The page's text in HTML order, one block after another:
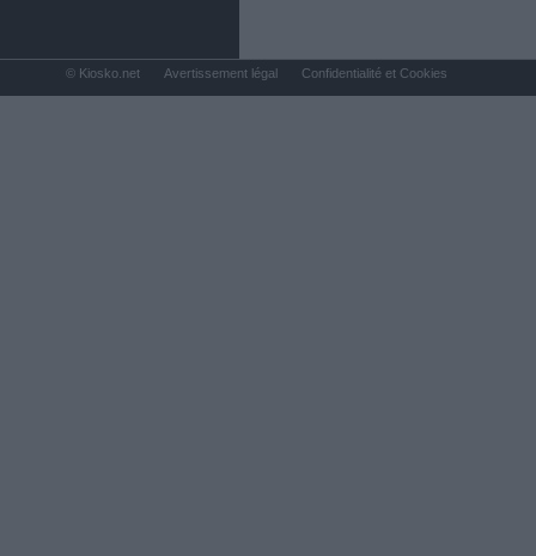
© Kiosko.net Avertissement légal Confidentialité et Cookies